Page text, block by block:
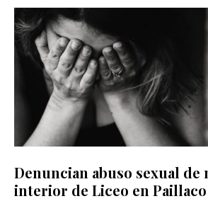
Denuncian abuso sexual de
interior de Liceo en Paillaco